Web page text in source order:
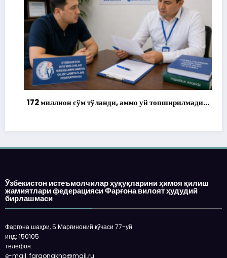
172 миллион сўм тўланди, аммо уй топширилмади…
Ўзбекистон истеъмолчилар ҳуқуқларини ҳимоя қилиш
жамиятлари федерацияси Фарғона вилоят ҳудудий
бирлашмаси
Фарғона шаҳри, Б.Марғиноний кўчаси 77-уй
инд: 150105
телефон: